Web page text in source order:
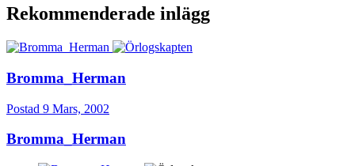
Rekommenderade inlägg
Bromma_Herman
Postad 9 Mars, 2002
Bromma_Herman